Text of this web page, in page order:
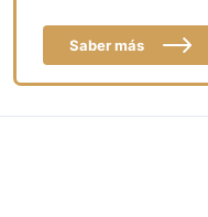
Saber más